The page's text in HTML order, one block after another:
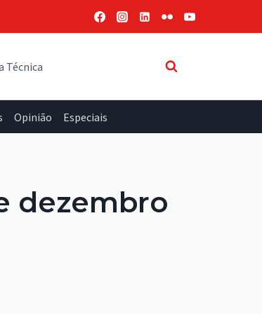
Técnica
Opinião Especiais
dezembro